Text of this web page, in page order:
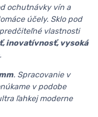
ochutnávky vín a
účely. Sklo pod
vlastnosti
inovatívnosť, vysoká
.
. Spracovanie v
v podobe
ľahkej moderne